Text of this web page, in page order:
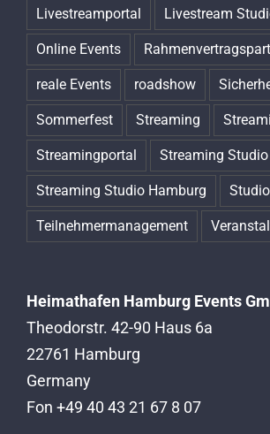
Livestreamportal Livestream
Online Events
reale Events roadshow
Sommerfest Streaming
Streamingportal Streaming Studio
Streaming Studio Hamburg
Teilnehmermanagement
Heimathafen Hamburg Events
Theodorstr. 42-90 Haus 6a
22761 Hamburg
Germany
Fon +49 40 43 21 67 8 07